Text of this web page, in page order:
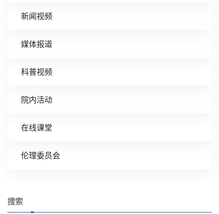
新闻视频
媒体报道
科普视频
院内活动
在线课堂
伦理委员会
搜索